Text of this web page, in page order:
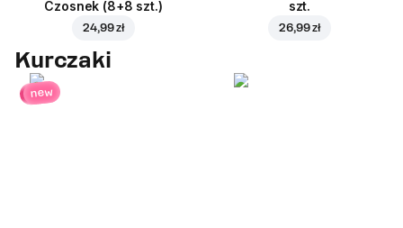
Czosnek (8+8 szt.)
24,99 zł
szt.
26,99 zł
Kurczaki
new